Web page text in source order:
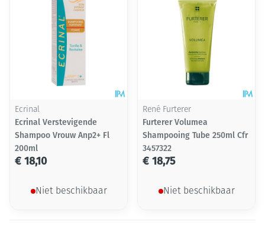
Ecrinal
Ecrinal Verstevigende
Shampoo Vrouw Anp2+ Fl
200ml
€ 18,10
Niet beschikbaar
René Furterer
Furterer Volumea
Shampooing Tube 250ml Cfr
3457322
€ 18,75
Niet beschikbaar